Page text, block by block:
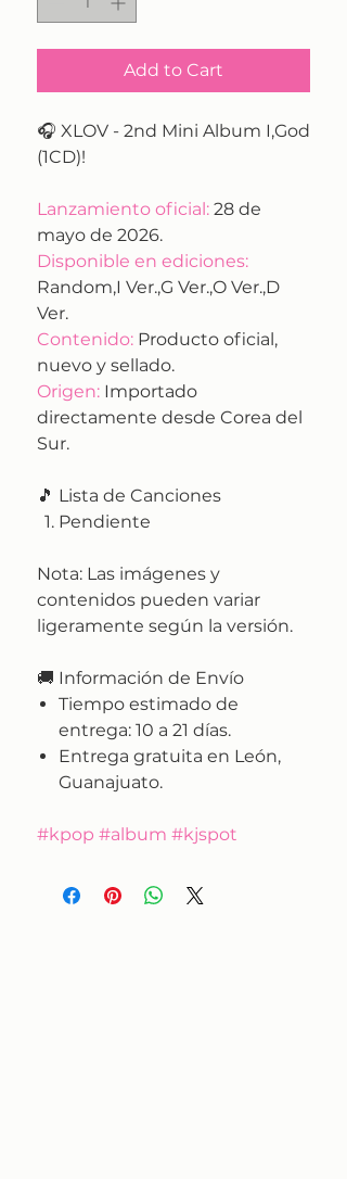
Add to Cart
🎧 XLOV - 2nd Mini Album I,God
(1CD)!
Lanzamiento oficial: 28 de
mayo de 2026.
Disponible en ediciones:
Random,I Ver.,G Ver.,O Ver.,D
Ver.
Contenido: Producto oficial,
nuevo y sellado.
Origen: Importado
directamente desde Corea del
Sur.
🎵 Lista de Canciones
Pendiente
Nota: Las imágenes y
contenidos pueden variar
ligeramente según la versión.
🚚 Información de Envío
Tiempo estimado de
entrega: 10 a 21 días.
Entrega gratuita en León,
Guanajuato.
#kpop #album #kjspot